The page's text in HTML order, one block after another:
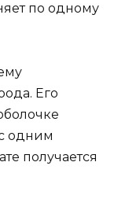
по одному
Его
одним
получается